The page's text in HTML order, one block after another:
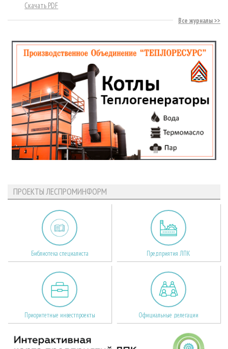
Скачать PDF
Все журналы
ПРОЕКТЫ ЛЕСПРОМИНФОРМ
Библиотека специалиста Предприятия ЛПК
Приоритетные инвестпроекты Официальные делегации